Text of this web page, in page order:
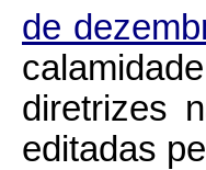
de
diretrizes
editadas